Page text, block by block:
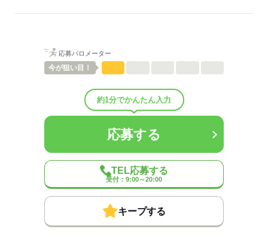
ひとりで
（男4：女6）
待遇・福利厚生：
◆社会保険あり
◆全店舗完全禁煙
◆副業・WワークOK
◆扶養内勤務OK
…全てのクルーを対象とした
応募バロメーター
今が狙い目！
約1分でかんたん入力
応募する
TEL応募する
受付：9:00～20:00
キープする